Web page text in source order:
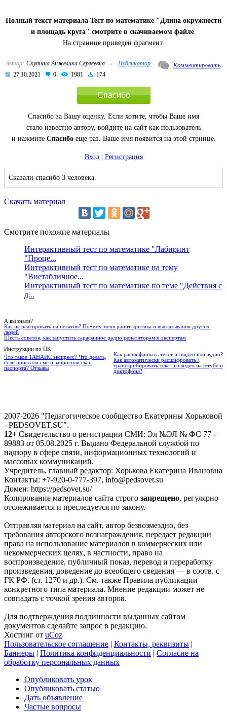
Полный текст материала Тест по математике "Длина окружности
и площадь круга" смотрите в скачиваемом файле.
На странице приведен фрагмент.
Автор: Скутина Анжелика Сергеевна →
Публикатор
27.10.2021
0 1981 174
Комментировать
Спасибо
Спасибо за Вашу оценку. Если хотите, чтобы Ваше имя
стало известно автору, войдите на сайт как пользователь
и нажмите Спасибоеще раз. Ваше имя появится на этой стрнице.
Вход| Регистрация
Сказали спасибо 3 человека.
Скачать материал
Смотрите похожие материалы
Интерактивный тест по математике "Лабиринт
"Проце...
Интерактивный тест по математике на тему
"Внетабличное...
Интерактивный тест по математике по теме "Действия с
д...
А вы знали?
Как не реагировать на негатив? Почему меня ранит критика и высказывания других
людей
Шесть советов, как запустить сарафанное радио репетиторам и экспертам
Инструкции по ПК
Что такое ТАНАИС экспресс? Что делать,
если прислали смс и запросили скан
паспорта? Отзывы
Как расшифровать текст из видео или аудио?
Как автоматически расшифровать /
транскрибировать текст из видео на ютубе и
диктофона?
2007-2026 "Педагогическое сообщество Екатерины Хорьковой
- PEDSOVET.SU".
12+ Свидетельство о регистрации СМИ: Эл №ЭЛ № ФС 77 -
89883 от 05.08.2025 г. Выдано Федеральной службой по
надзору в сфере связи, информационных технологий и
массовых коммуникаций.
Учредитель, главный редактор: Хорькова Екатерина Ивановна
Контакты: +7-920-0-777-397, info@pedsovet.su
Домен: https://pedsovet.su/
Копирование материалов сайта строго запрещено, регулярно
отслеживается и преследуется по закону.
Отправляя материал на сайт, автор безвозмездно, без
требования авторского вознаграждения, передает редакции
права на использование материалов в коммерческих или
некоммерческих целях, в частности, право на
воспроизведение, публичный показ, перевод и переработку
произведения, доведение до всеобщего сведения — в соотв. с
ГК РФ. (ст. 1270 и др.). См. также Правила публикации
конкретного типа материала. Мнение редакции может не
совпадать с точкой зрения авторов.
Для подтверждения подлинности выданных сайтом
документов сделайте запрос в редакцию.
Хостинг от uCoz
Пользовательское соглашение | Контакты, реквизиты |
Баннеры | Политика конфиденциальности | Согласие на
обработку персональных данных
Опубликовать урок
Опубликовать статью
Дать объявление
Частые вопросы